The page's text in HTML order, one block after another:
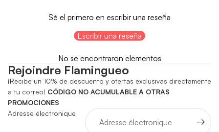
Sé el primero en escribir una reseña
Escribir una reseña
No se encontraron elementos
Rejoindre Flamingueo
¡Recibe un 10% de descuento y ofertas exclusivas directamente
a tu correo! CÓDIGO NO ACUMULABLE A OTRAS
PROMOCIONES
Adresse électronique